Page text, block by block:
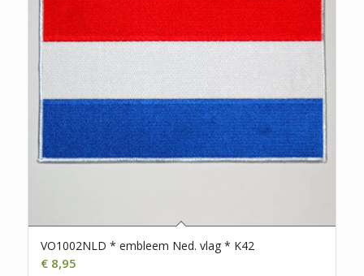
VO1002NLD * embleem Ned. vlag * K42
€8,95